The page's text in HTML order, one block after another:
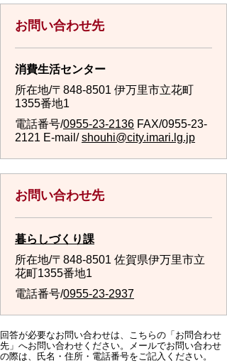
お問い合わせ先
消費生活センター
所在地/〒848-8501 伊万里市立花町
1355番地1
電話番号/0955-23-2136 FAX/0955-23-
2121 E-mail/shouhi@city.imari.lg.jp
お問い合わせ先
暮らしづくり課
所在地/〒848-8501 佐賀県伊万里市立
花町1355番地1
電話番号/0955-23-2937
回答が必要なお問い合わせは、こちらの「お問合わせ
先」へお問い合わせください。メールでお問い合わせ
の際は、氏名・住所・電話番号をご記入ください。